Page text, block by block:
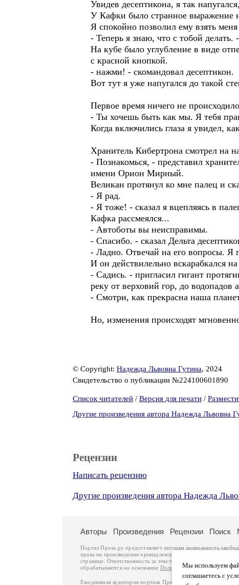
Увидев десептикона, я так
У Кафки было странное выражение
Я спокойно позволил ему взять
- Теперь я знаю, что с тобой
На кубе было углубление в виде
с красной кнопкой.
- нажми! - скомандовал десептикон.
Вот тут я уже напугался до такой
Первое время ничего не
- Ты хочешь быть как мы. Я тебя
Когда включились глаза я увидел,
Хранитель Кибертрона смотрел на
- Познакомься, - представил
имени Орион Мирный.
Великан протянул ко мне палец и
- Я рад.
- Я тоже! - сказал я вцепляясь в
Кафка рассмеялся...
- Автоботы вы неисправимы.
- Спасибо. - сказал Дельта
- Ладно. Отвечай на его вопросы. Я
И он действилельно вскарабкался
- Садись. - пригласил гигант
реку от верховий гор, до
- Смотри, как прекрасна наша
Но, изменения происходят
© Copyright: Надежда Львовна Гутина, 2024
Свидетельство о публикации №224100601890
Список читателей / Версия для печати /
Другие произведения автора Надежда Львовна
Рецензии
Написать рецензию
Другие произведения автора Надежда
Мы используем
соглашаетесь с
Авторы Произведения Рецензии Поиск
Портал Проза.ру предоставляет авторам возможность
права на произведения принадлежат авторам и охраняются
странице. Ответственность за тексты произведений авторы
обрабатываются на основании Политики обработки
Ежедневная аудитория портала Проза.ру – порядка 100